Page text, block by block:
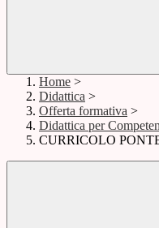
Home >
Didattica >
Offerta formativa >
Didattica per
CURRICOLO